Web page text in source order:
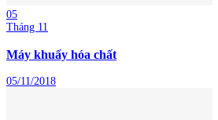
05
Tháng 11
Máy khuấy hóa chất
05/11/2018